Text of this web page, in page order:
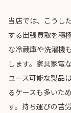
当店では、こうし
する出張買取を積
な冷蔵庫や洗濯機
します。家具家電
ユース可能な製品
るケースも多いた
す。持ち運びの苦